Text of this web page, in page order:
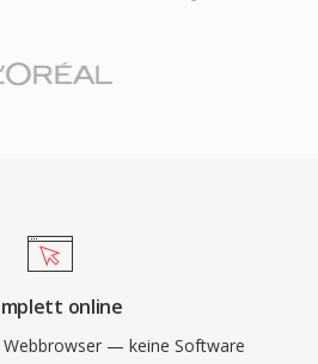
online
— keine Software